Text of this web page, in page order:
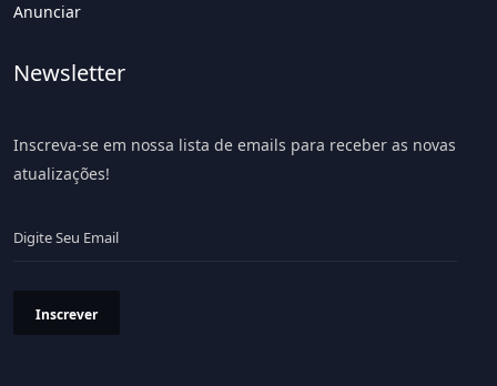
Anunciar
Newsletter
Inscreva-se em nossa lista de emails para receber as novas
atualizações!
Inscrever